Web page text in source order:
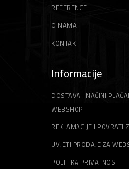
REFERENCE
O NAMA
KONTAKT
Informacije
DOSTAVA I NAČINI
WEBSHOP
REKLAMACIJE I POVRATI
UVJETI PRODAJE ZA
POLITIKA PRIVATNOSTI